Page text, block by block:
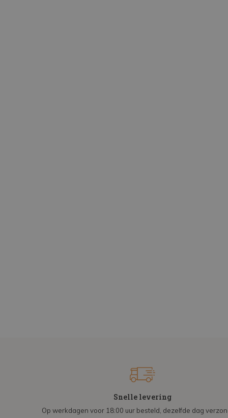
Snelle levering
Op werkdagen voor 18:00 uur besteld, dezelfde dag